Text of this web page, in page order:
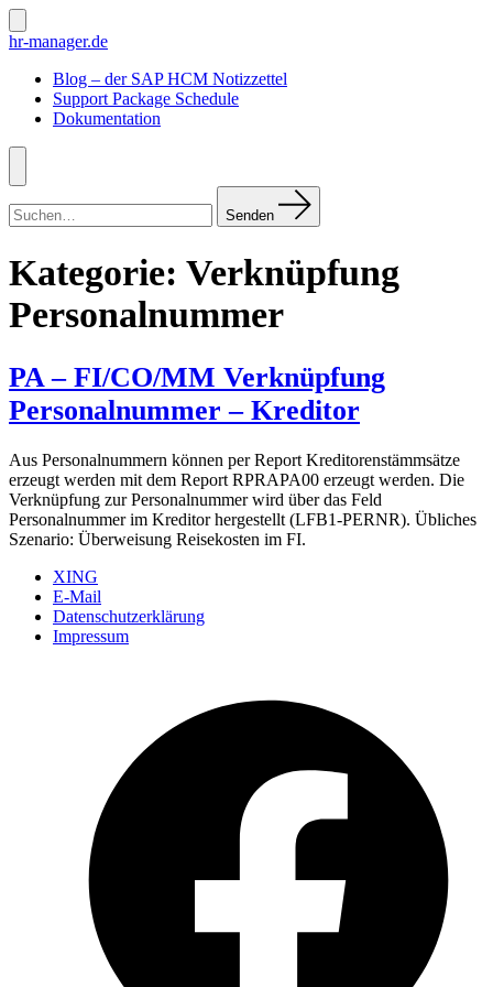
Zum
Inhalt
Suche
ein-/ausblenden
hr-manager.de
Blog – der SAP HCM Notizzettel
Support Package Schedule
Dokumentation
Menü
nach:
Senden
Kategorie: Verknüpfung
Personalnummer
PA – FI/CO/MM Verknüpfung
Personalnummer – Kreditor
Aus Personalnummern können per Report Kreditorenstämmsätze
erzeugt werden mit dem Report RPRAPA00 erzeugt werden. Die
Verknüpfung zur Personalnummer wird über das Feld
Personalnummer im Kreditor hergestellt (LFB1-PERNR). Übliches
Szenario: Überweisung Reisekosten im FI.
XING
E-Mail
Datenschutzerklärung
Impressum